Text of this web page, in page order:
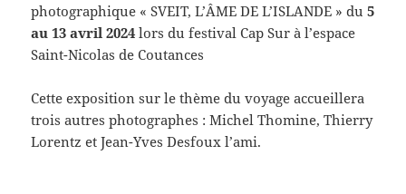
photographique « SVEIT, L’ÂME DE L’ISLANDE » du5
au 13 avril 2024 lors du festival Cap Sur à l’espace
Saint-Nicolas de Coutances
Cette exposition sur le thème du voyage accueillera
trois autres photographes : Michel Thomine, Thierry
Lorentz et Jean-Yves Desfoux l’ami.